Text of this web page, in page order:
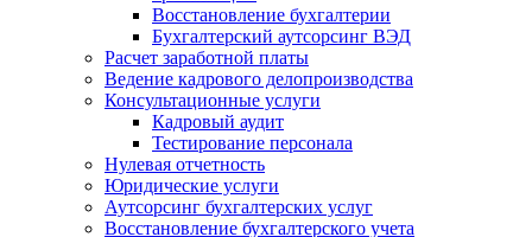
Восстановление бухгалтерии
Бухгалтерский аутсорсинг ВЭД
Расчет заработной платы
Ведение кадрового делопроизводства
Консультационные услуги
Кадровый аудит
Тестирование персонала
Нулевая отчетность
Юридические услуги
Аутсорсинг бухгалтерских услуг
Восстановление бухгалтерского учета